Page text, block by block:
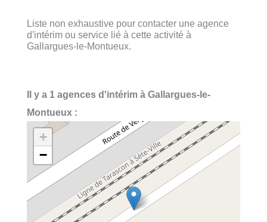
Liste non exhaustive pour contacter une agence
d'intérim ou service lié à cette activité à
Gallargues-le-Montueux.
Il y a 1 agences d'intérim à Gallargues-le-
Montueux :
+
−